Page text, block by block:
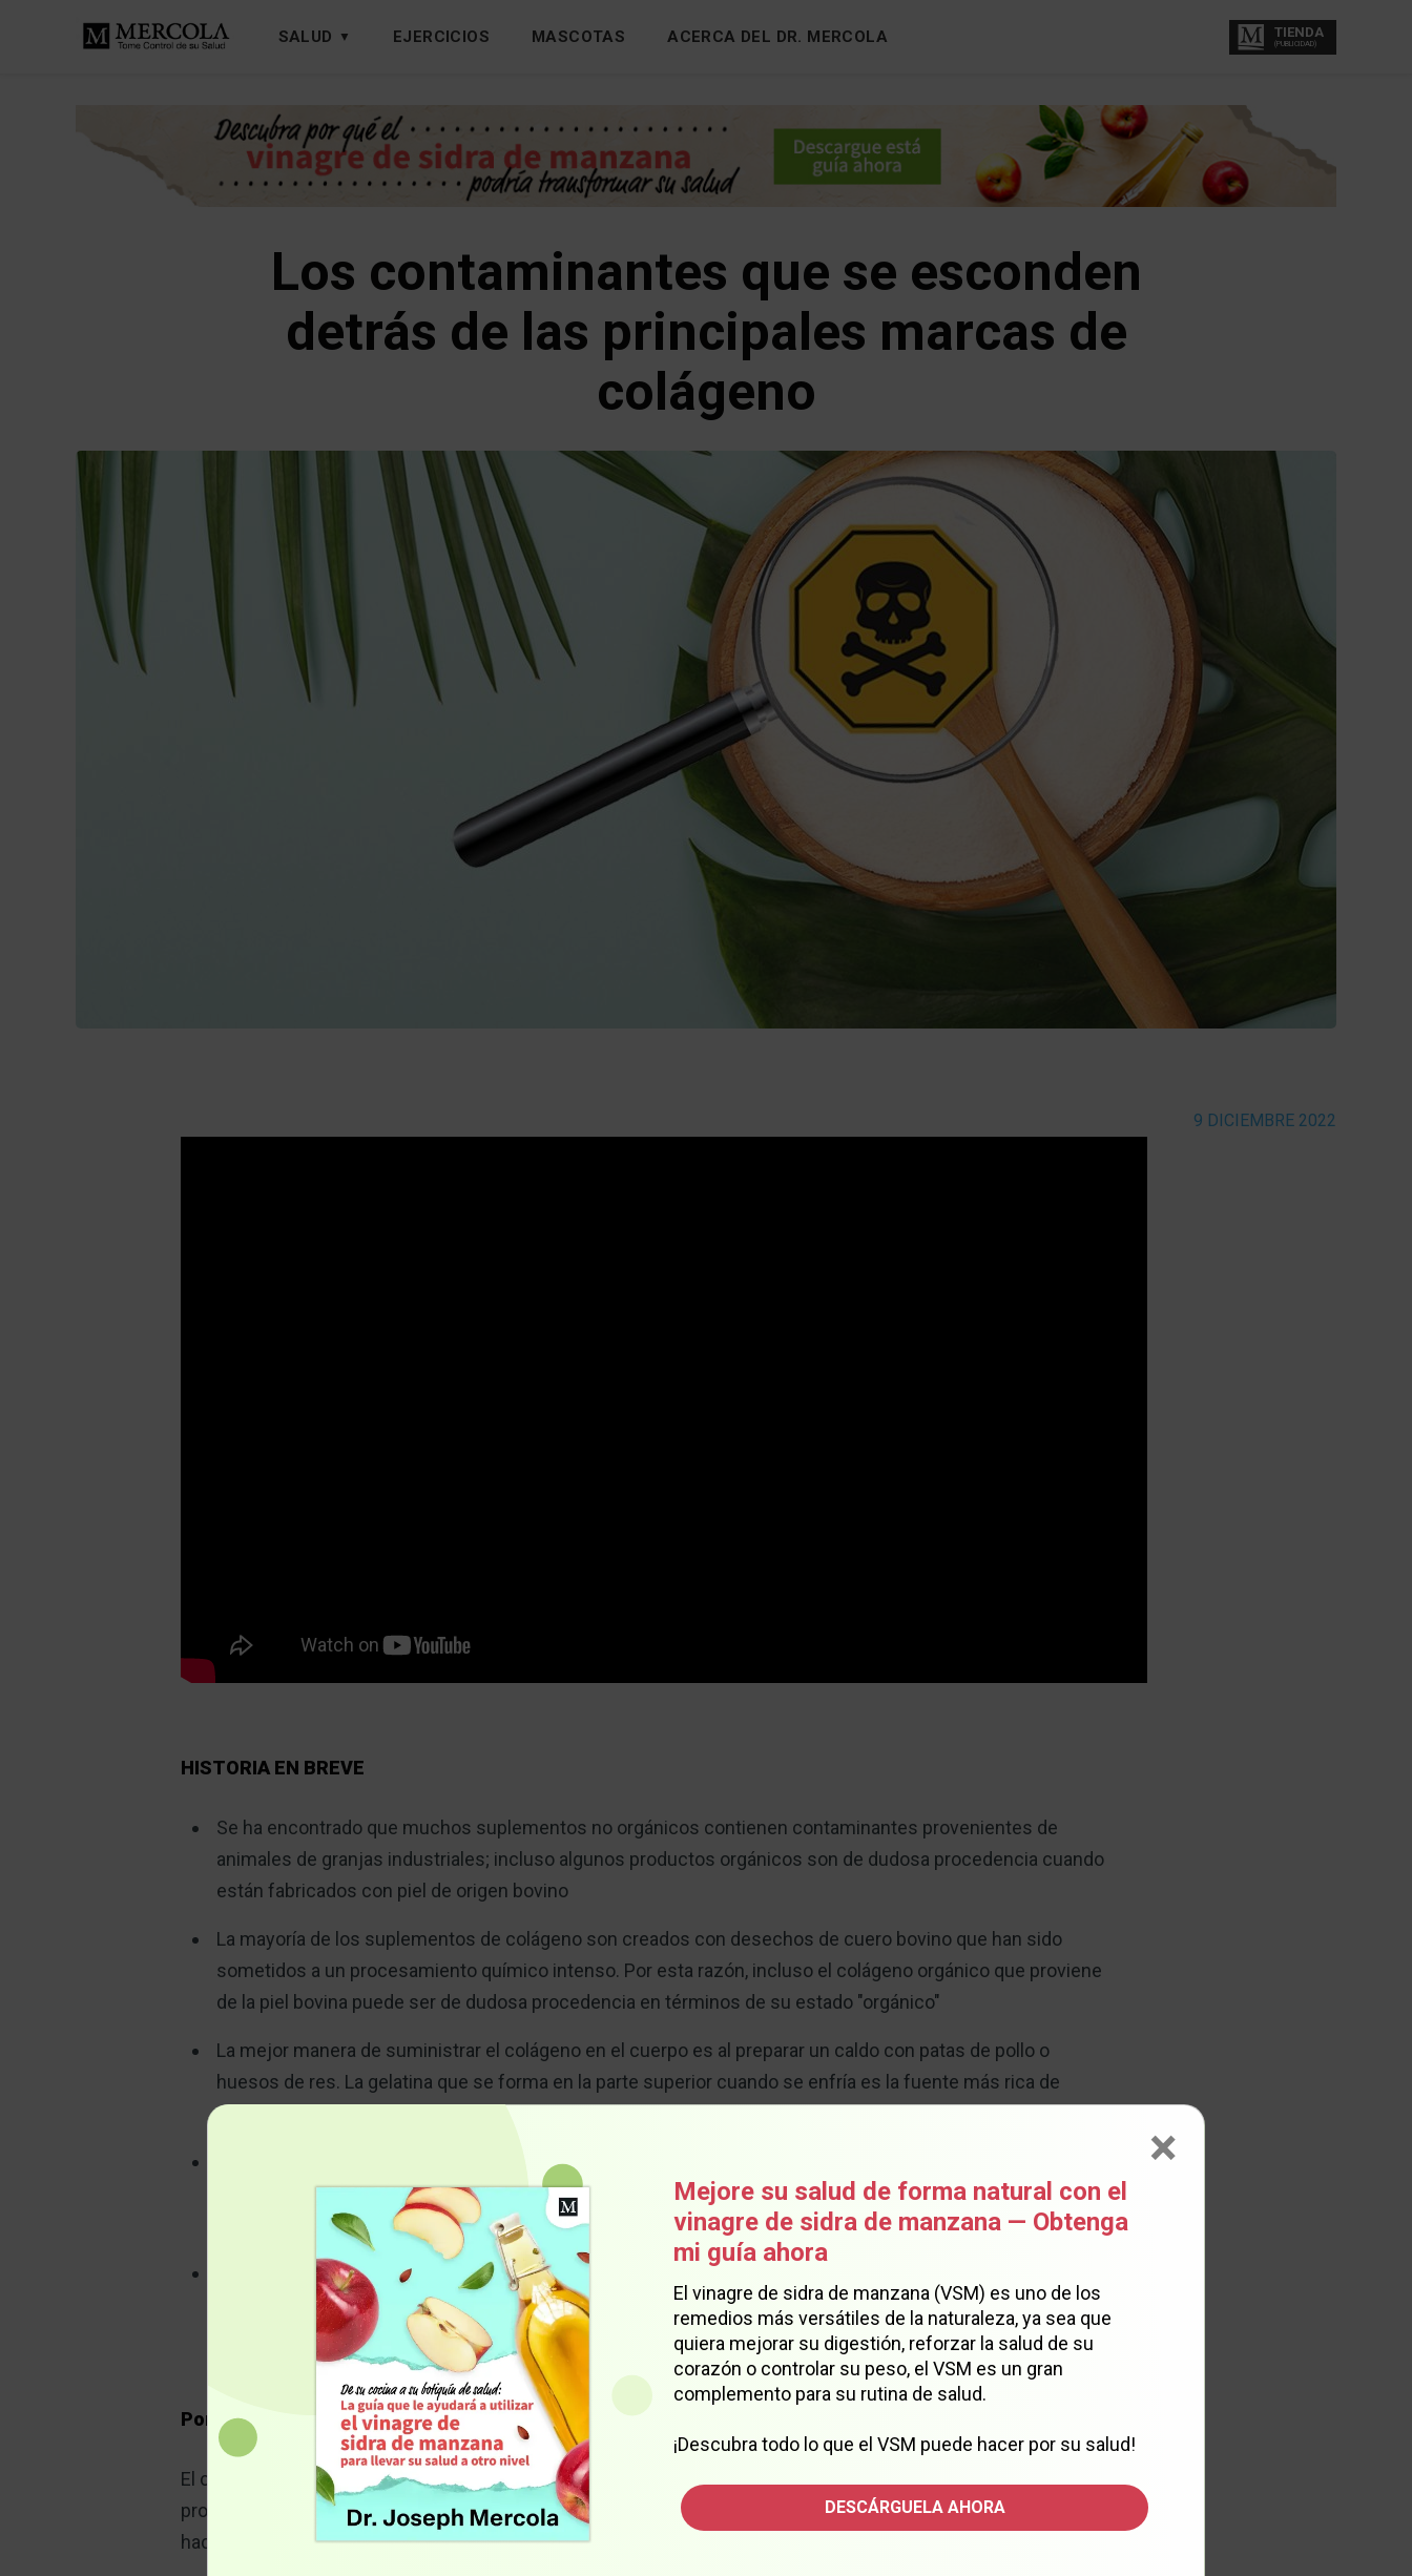
SALUD EJERCICIOS MASCOTAS ACERCA DEL DR. MERCOLA TIENDA
(PUBLICIDAD)
Los contaminantes que se esconden
detrás de las principales marcas de
colágeno
9 DICIEMBRE 2022
HISTORIA EN BREVE
Se ha encontrado que muchos suplementos no orgánicos contienen contaminantes provenientes de
animales de granjas industriales; incluso algunos productos orgánicos son de dudosa procedencia cuando
están fabricados con piel de origen bovino
La mayoría de los suplementos de colágeno son creados con desechos de cuero bovino que han sido
sometidos a un procesamiento químico intenso. Por esta razón, incluso el colágeno orgánico que proviene
de la piel bovina puede ser de dudosa procedencia en términos de su estado "orgánico"
La mejor manera de suministrar el colágeno en el cuerpo es al preparar un caldo con patas de pollo o
huesos de res. La gelatina que se forma en la parte superior cuando se enfría es la fuente más rica de
colágeno
El colágeno puede ayudar a contrarrestar la opacidad, las arrugas y la flacidez de la piel, así como la
resequedad y fragilidad del cabello y las uñas, las cuales son señales del envejecimiento debido a la pérdida
Otros beneficios del colágeno incluyen: mejor calidad de sueño, mayor fortaleza ósea, menos dolor y
rigidez en las articulaciones, así como una mejor construcción muscular, cicatrización de heridas,
reparación del tejido conectivo, salud intestinal, digestión, presión arterial y tolerancia a la glucosa
Por el Dr. Mercola
El colágeno representa entre el 25 % y el 30 % del total de proteínas en el cuerpo, así como el 70 % u 80 % de la
proteína de la piel, en términos de peso seco.1,2,3,4
Se encuentra en los tejidos conectivos de todo el cuerpo, lo que
hace que su suplementación sea muy valiosa para tratar muchas lesiones.
×
Mejore su salud de forma natural con el
vinagre de sidra de manzana — Obtenga
mi guía ahora
El vinagre de sidra de manzana (VSM) es uno de los
remedios más versátiles de la naturaleza, ya sea que
quiera mejorar su digestión, reforzar la salud de su
corazón o controlar su peso, el VSM es un gran
complemento para su rutina de salud.
¡Descubra todo lo que el VSM puede hacer por su salud!
DESCÁRGUELA AHORA